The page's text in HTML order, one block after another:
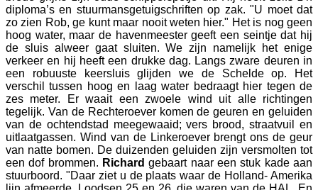
diploma’s en stuurmansgetuigschriften op zak. "U moet dat
zo zien Rob, ge kunt maar nooit weten hier." Het is nog geen
hoog water, maar de havenmeester geeft een seintje dat hij
de sluis alweer gaat sluiten. We zijn namelijk het enige
verkeer en hij heeft een drukke dag. Langs zware deuren in
een robuuste keersluis glijden we de Schelde op. Het
verschil tussen hoog en laag water bedraagt hier tegen de
zes meter. Er waait een zwoele wind uit alle richtingen
tegelijk. Van de Rechteroever komen de geuren en geluiden
van de ochtendstad meegewaaid; vers brood, straatvuil en
uitlaatgassen. Wind van de Linkeroever brengt ons de geur
van natte bomen. De duizenden geluiden zijn versmolten tot
een dof brommen. Richard gebaart naar een stuk kade aan
stuurboord. "Daar ziet u de plaats waar de Holland- Amerika